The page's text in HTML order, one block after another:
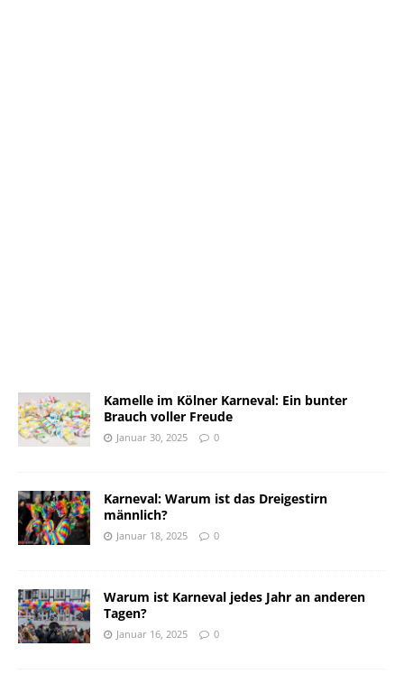
Kamelle im Kölner Karneval: Ein bunter
Brauch voller Freude
Januar 30, 2025 0
Karneval: Warum ist das Dreigestirn
männlich?
Januar 18, 2025 0
Warum ist Karneval jedes Jahr an anderen
Tagen?
Januar 16, 2025 0